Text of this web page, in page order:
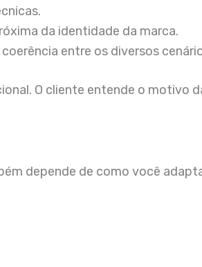
da identidade da marca.
entre os diversos
O cliente entende o motivo
depende de como você